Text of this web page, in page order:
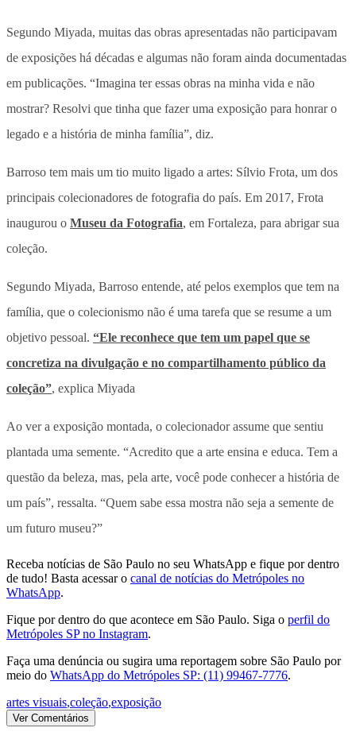
Segundo Miyada, muitas das obras apresentadas não participavam
de exposições há décadas e algumas não foram ainda documentadas
em publicações. “Imagina ter essas obras na minha vida e não
mostrar? Resolvi que tinha que fazer uma exposição para honrar o
legado e a história de minha família”, diz.
Barroso tem mais um tio muito ligado a artes: Sílvio Frota, um dos
principais colecionadores de fotografia do país. Em 2017, Frota
inaugurou o Museu da Fotografia, em Fortaleza, para abrigar sua
coleção.
Segundo Miyada, Barroso entende, até pelos exemplos que tem na
família, que o colecionismo não é uma tarefa que se resume a um
objetivo pessoal. “Ele reconhece que tem um papel que se
concretiza na divulgação e no compartilhamento público da
coleção”, explica Miyada
Ao ver a exposição montada, o colecionador assume que sentiu
plantada uma semente. “Acredito que a arte ensina e educa. Tem a
questão da beleza, mas, pela arte, você pode conhecer a história de
um país”, ressalta. “Quem sabe essa mostra não seja a semente de
um futuro museu?”
Receba notícias de São Paulo no seu WhatsApp e fique por dentro
de tudo! Basta acessar o canal de notícias do Metrópoles no
WhatsApp.
Fique por dentro do que acontece em São Paulo. Siga o perfil do
Metrópoles SP no Instagram.
Faça uma denúncia ou sugira uma reportagem sobre São Paulo por
meio do WhatsApp do Metrópoles SP: (11) 99467-7776.
artes visuais,coleção,exposição
Ver Comentários